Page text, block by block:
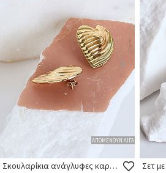
ΑΠΟΜΕΝΟΥΝ ΛΙΓΑ
Σκουλαρίκια ανάγλυφες καρδιές